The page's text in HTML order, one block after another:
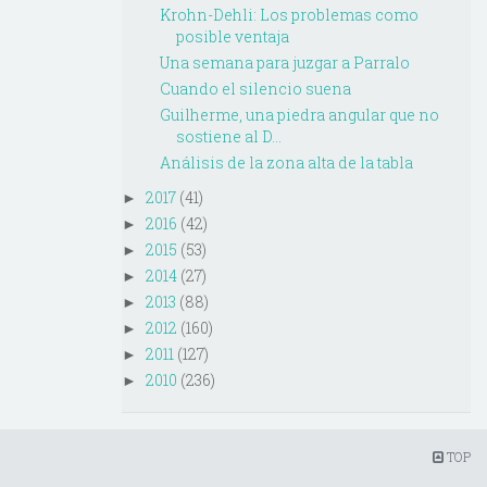
Krohn-Dehli: Los problemas como
posible ventaja
Una semana para juzgar a Parralo
Cuando el silencio suena
Guilherme, una piedra angular que no
sostiene al D...
Análisis de la zona alta de la tabla
► 2017 (41)
► 2016 (42)
► 2015 (53)
► 2014 (27)
► 2013 (88)
► 2012 (160)
► 2011 (127)
► 2010 (236)
TOP